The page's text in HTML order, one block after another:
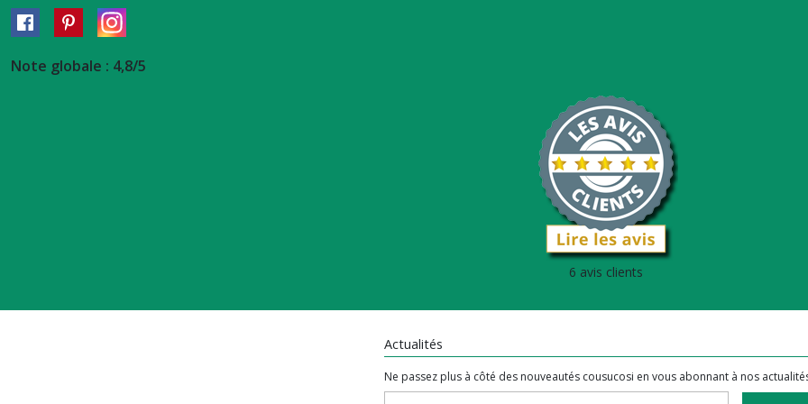
Note globale : 4,8/5
6 avis clients
Actualités
Ne passez plus à côté des nouveautés cousucosi en vous abonnant à nos